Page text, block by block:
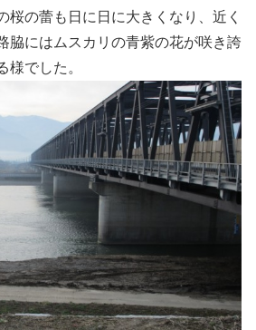
桜の蕾も日に日に大きくなり、近く
脇にはムスカリの青紫の花が咲き誇
様でした。